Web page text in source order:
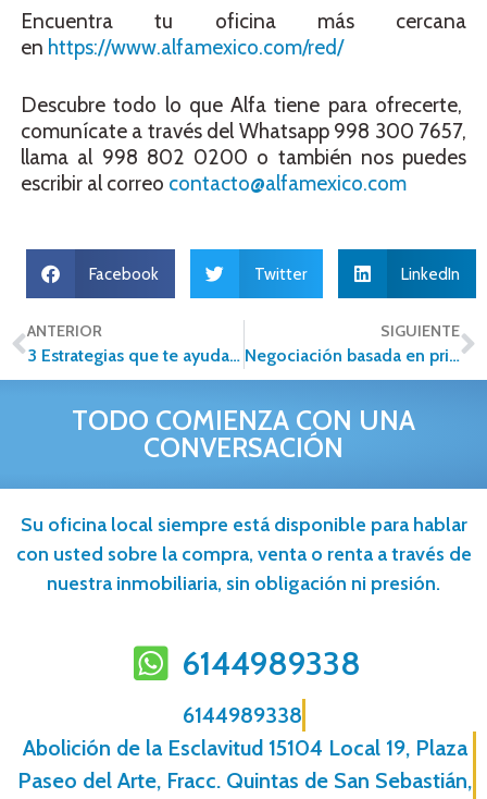
Encuentra tu oficina más cercana
en https://www.alfamexico.com/red/
Descubre todo lo que Alfa tiene para ofrecerte,
comunícate a través del Whatsapp 998 300 7657,
llama al 998 802 0200 o también nos puedes
escribir al correo contacto@alfamexico.com
Facebook Twitter LinkedIn
ANTERIOR
3 Estrategias que te ayudaran hacer la mejor venta de tu casa o departamento
SIGUIENTE
Negociación basada en principios en la industria inmobiliaria.
TODO COMIENZA CON UNA
CONVERSACIÓN
Su oficina local siempre está disponible para hablar
con usted sobre la compra, venta o renta a través de
nuestra inmobiliaria, sin obligación ni presión.
6144989338
6144989338
Abolición de la Esclavitud 15104 Local 19, Plaza
Paseo del Arte, Fracc. Quintas de San Sebastián,